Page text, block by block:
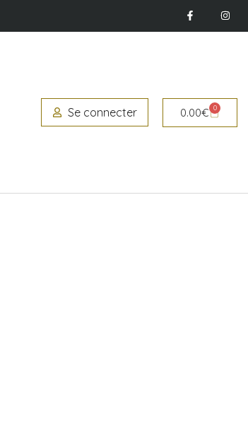
Se connecter 0.00€ 0